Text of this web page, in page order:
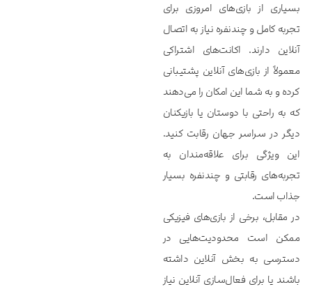
بسیاری از بازی‌های امروزی برای
تجربه کامل و چندنفره نیاز به اتصال
آنلاین دارند. اکانت‌های اشتراکی
معمولاً از بازی‌های آنلاین پشتیبانی
کرده و به شما این امکان را می‌دهند
که به راحتی با دوستان یا بازیکنان
دیگر در سراسر جهان رقابت کنید.
این ویژگی برای علاقه‌مندان به
تجربه‌های رقابتی و چندنفره بسیار
جذاب است.
در مقابل، برخی از بازی‌های فیزیکی
ممکن است محدودیت‌هایی در
دسترسی به بخش آنلاین داشته
باشند یا برای فعال‌سازی آنلاین نیاز